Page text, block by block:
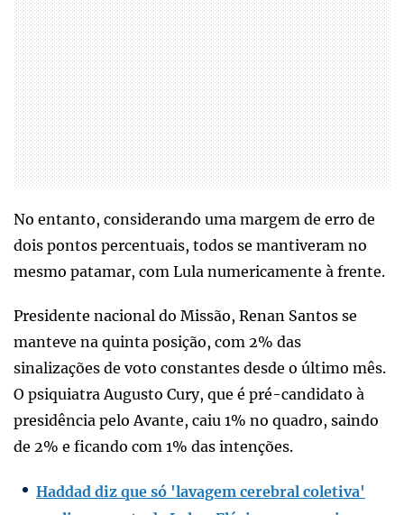
No entanto, considerando uma margem de erro de
dois pontos percentuais, todos se mantiveram no
mesmo patamar, com Lula numericamente à frente.
Presidente nacional do Missão, Renan Santos se
manteve na quinta posição, com 2% das
sinalizações de voto constantes desde o último mês.
O psiquiatra Augusto Cury, que é pré-candidato à
presidência pelo Avante, caiu 1% no quadro, saindo
de 2% e ficando com 1% das intenções.
Haddad diz que só 'lavagem cerebral coletiva'